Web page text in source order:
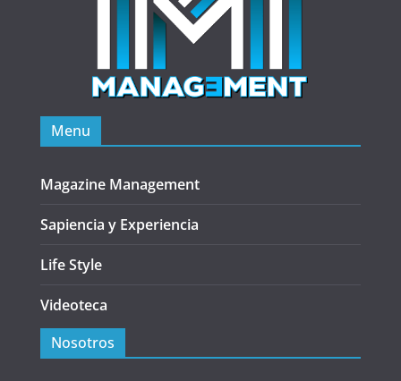
Menu
Magazine Management
Sapiencia y Experiencia
Life Style
Videoteca
Nosotros